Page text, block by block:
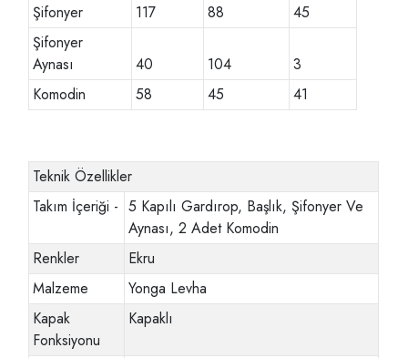
Şifonyer
117 88
45
Şifonyer
Aynası
40 104
3
Komodin
58 45 41
Teknik Özellikler
Takım İçeriği - 5 Kapılı Gardırop, Başlık, Şifonyer Ve
Aynası, 2 Adet Komodin
Renkler
Ekru
Malzeme
Yonga Levha
Kapak
Fonksiyonu
Kapaklı